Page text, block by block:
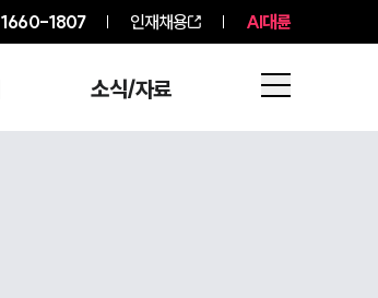
1660-1807 인재채용 AI대륜
소식/자료